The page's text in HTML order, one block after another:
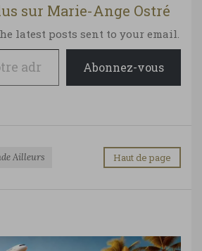
sur Marie-Ange Ostré
latest posts sent to your email.
Abonnez-vous
Ailleurs Haut de page